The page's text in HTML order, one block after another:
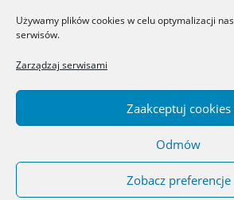
Używamy plików cookies w celu optymalizacji
serwisów.
Zarządzaj serwisami
Zaakceptuj cookies
Odmów
Zobacz preferencje
Blog o książkach dla
recenzje i rekomendacje. All
Theme: ColorMag byThemeGrill.